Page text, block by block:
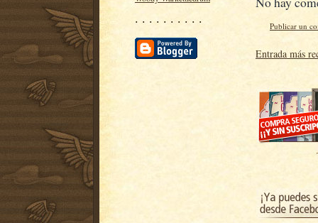
· · · · · · · · · · Publicar un
Entrada más